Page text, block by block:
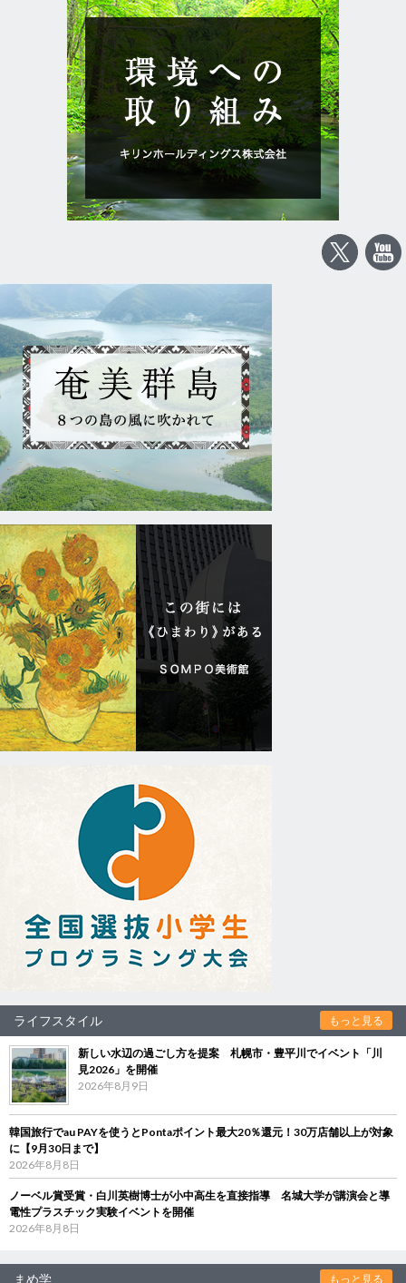
ライフスタイル もっと見る
新しい水辺の過ごし方を提案 札幌市・豊平川でイベント「川
見2026」を開催
2026年8月9日
韓国旅行でau PAYを使うとPontaポイント最大20％還元！30万店舗以上が対象
に【9月30日まで】
2026年8月8日
ノーベル賞受賞・白川英樹博士が小中高生を直接指導 名城大学が講演会と導
電性プラスチック実験イベントを開催
2026年8月8日
まめ学 もっと見る